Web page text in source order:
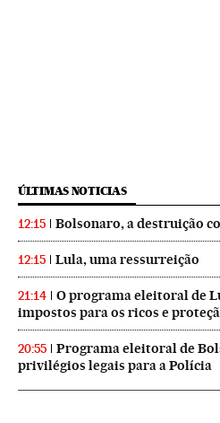
ÚLTIMAS NOTICIAS
12:15 Bolsonaro, a destruição
12:15 Lula, uma ressurreição
21:14
O programa eleitoral de
impostos para os ricos e
20:55
Programa eleitoral de
privilégios legais para a Polícia